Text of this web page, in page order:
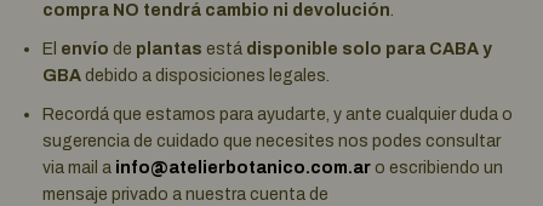
compra NO tendrá cambio ni devolución.
El envío de plantas está disponible solo para CABA y
GBA debido a disposiciones legales.
Recordá que estamos para ayudarte, y ante cualquier duda o
sugerencia de cuidado que necesites nos podes consultar
via mail a info@atelierbotanico.com.ar o escribiendo un
mensaje privado a nuestra cuenta de